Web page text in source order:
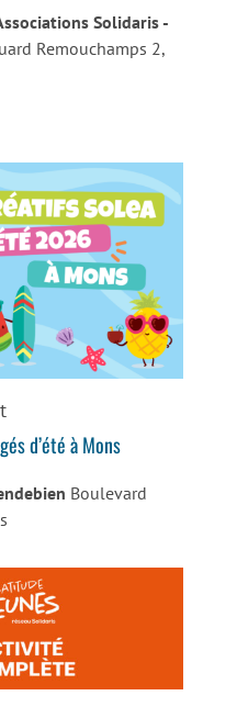
Solidaris -
Remouchamps 2,
d’été à Mons
Boulevard